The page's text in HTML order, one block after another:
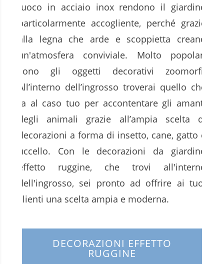
fuoco in acciaio inox rendono il giardino
particolarmente accogliente, perché grazie
alla legna che arde e scoppietta creano
un'atmosfera conviviale. Molto popolari
sono gli oggetti decorativi zoomorfi.
All’interno dell’ingrosso troverai quello che
fa al caso tuo per accontentare gli amanti
degli animali grazie all’ampia scelta di
decorazioni a forma di insetto, cane, gatto e
uccello. Con le decorazioni da giardino
effetto ruggine, che trovi all'interno
dell'ingrosso, sei pronto ad offrire ai tuoi
clienti una scelta ampia e moderna.
DECORAZIONI EFFETTO
RUGGINE